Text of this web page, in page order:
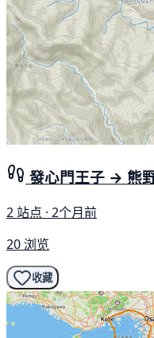
發心門王子 → 熊
2 站点 · 2个月前
20 浏览
收藏